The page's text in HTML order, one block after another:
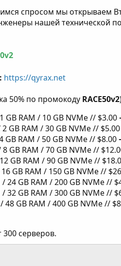
спросом мы открываем
нашей технической
https://qyrax.net
50% по промокоду RACE50v2
GB RAM / 10 GB NVMe //
GB RAM / 30 GB NVMe //
GB RAM / 50 GB NVMe //
GB RAM / 70 GB NVMe //
GB RAM / 90 GB NVMe //
GB RAM / 150 GB NVMe //
/ 24 GB RAM / 200 GB NVMe //
32 GB RAM / 300 GB NVMe //
48 GB RAM / 400 GB NVMe //
300 серверов.